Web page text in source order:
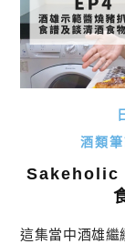
酒類
Sakeholic
這集當中酒雄繼